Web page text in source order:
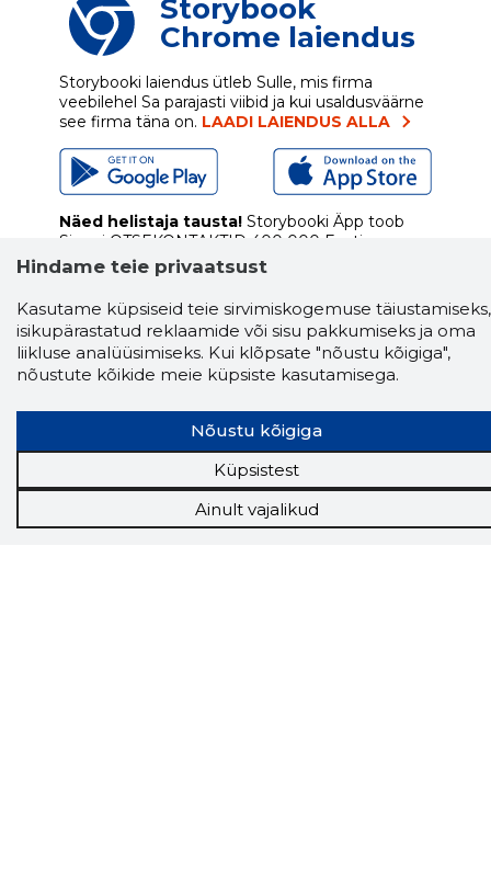
Storybook
Chrome laiendus
Storybooki laiendus ütleb Sulle, mis firma
veebilehel Sa parajasti viibid ja kui usaldusväärne
see firma täna on. LAADI LAIENDUS ALLA
Näed helistaja tausta! Storybooki Äpp toob
Sinuni OTSEKONTAKTID 400 000 Eesti
ettevõtte ja isikute kohta (juhid, ametnikud).
Andmed on rikastatud maksevõime ja
finantsinfoga.
Sooduspakkumised
Hanked
Hindame teie privaatsust
Kasutame küpsiseid teie sirvimiskogemuse täiustamiseks,
isikupärastatud reklaamide või sisu pakkumiseks ja oma
liikluse analüüsimiseks. Kui klõpsate "nõustu kõigiga",
nõustute kõikide meie küpsiste kasutamisega.
Nõustu kõigiga
Küpsistest
Ainult vajalikud